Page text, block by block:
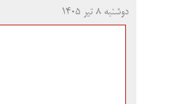
دوشنبه ۸ تیر ۱۴۰۵